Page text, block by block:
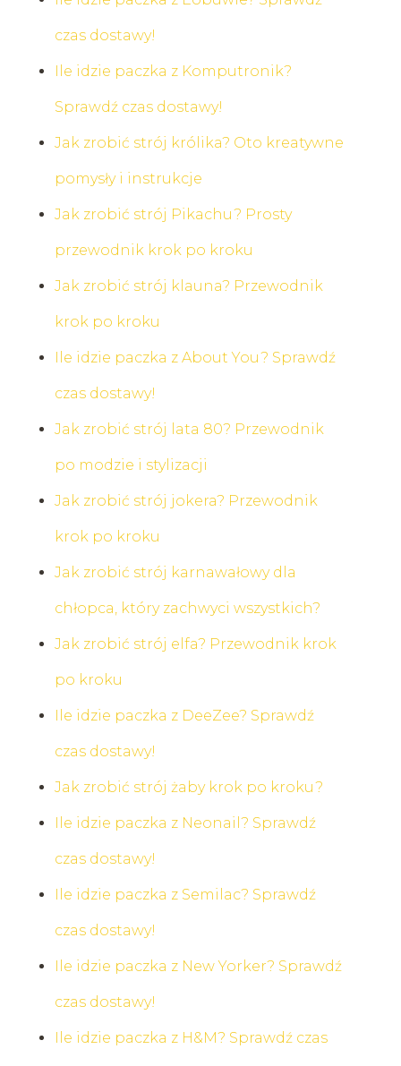
czas dostawy!
Ile idzie paczka z Komputronik?
Sprawdź czas dostawy!
Jak zrobić strój królika? Oto kreatywne
pomysły i instrukcje
Jak zrobić strój Pikachu? Prosty
przewodnik krok po kroku
Jak zrobić strój klauna? Przewodnik
krok po kroku
Ile idzie paczka z About You? Sprawdź
czas dostawy!
Jak zrobić strój lata 80? Przewodnik
po modzie i stylizacji
Jak zrobić strój jokera? Przewodnik
krok po kroku
Jak zrobić strój karnawałowy dla
chłopca, który zachwyci wszystkich?
Jak zrobić strój elfa? Przewodnik krok
po kroku
Ile idzie paczka z DeeZee? Sprawdź
czas dostawy!
Jak zrobić strój żaby krok po kroku?
Ile idzie paczka z Neonail? Sprawdź
czas dostawy!
Ile idzie paczka z Semilac? Sprawdź
czas dostawy!
Ile idzie paczka z New Yorker? Sprawdź
czas dostawy!
Ile idzie paczka z H&M? Sprawdź czas